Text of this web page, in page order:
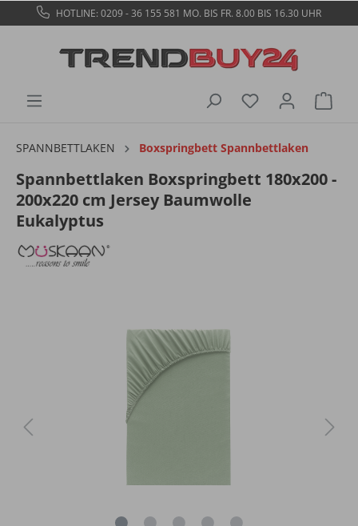
HOTLINE: 0209 - 36 155 581 MO. BIS FR. 8.00 BIS 16.30 UHR
SPANNBETTLAKEN Boxspringbett Spannbettlaken
Spannbettlaken Boxspringbett 180x200 -
200x220 cm Jersey Baumwolle
Eukalyptus